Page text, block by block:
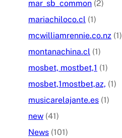
mar_sb_common (2)
mariachiloco.cl (1)
mcwilliamrennie.co.nz (1)
montanachina.cl (1)
mosbet, mostbet,1 (1)
mosbet,1mostbet,az, (1)
musicarelajante.es (1)
new (41)
News (101)